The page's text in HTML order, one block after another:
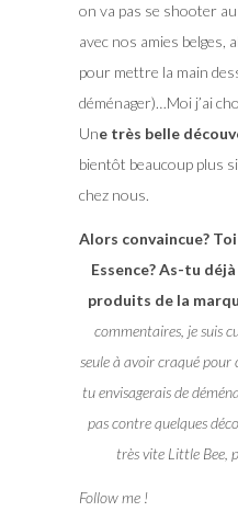
on va pas se shooter
avec nos amies belges,
pour mettre la main
déménager)…Moi j’ai
Une très belle
bientôt beaucoup plus
chez nous.
Alors convaincue?
Essence? As-tu
produits de la
commentaires, je suis
seule à avoir craqué pour
tu envisagerais de
pas contre quelques
très vite Little Bee,
Follow me !